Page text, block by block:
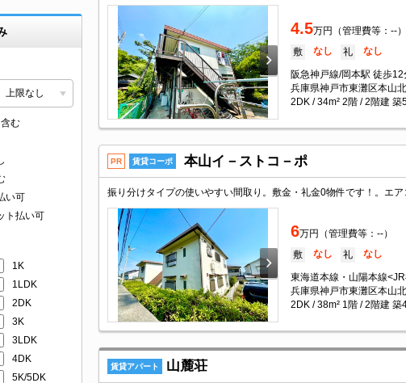
む
い可
ト払い可
1K
1LDK
2DK
3K
3LDK
4DK
5K/5DK
4.5万円（管理費等：--）
敷 なし 礼 なし
阪急神戸線/岡本駅 徒歩12
兵庫県神戸市東灘区本山
2DK / 34m² 2階 / 2階建 築
PR 賃貸コーポ 本山イ－ストコ－ポ
6万円（管理費等：--）
敷 なし 礼 なし
東海道本線・山陽本線
兵庫県神戸市東灘区本山
2DK / 38m² 1階 / 2階建 築
賃貸アパート 山麓荘